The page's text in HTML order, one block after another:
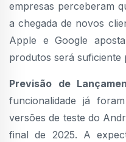
empresas perceberam
a chegada de novos
Apple e Google
produtos será
Previsão de
funcionalidade já
versões de teste do
final de 2025. A